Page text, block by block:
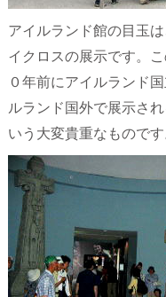
アイルランド館の目玉
イクロスの展示です。
０年前にアイルランド
ルランド国外で展示さ
いう大変貴重なものです